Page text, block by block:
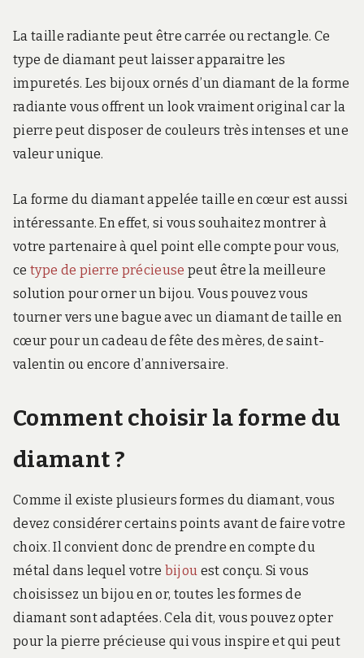
La taille radiante peut être carrée ou rectangle. Ce
type de diamant peut laisser apparaitre les
impuretés. Les bijoux ornés d’un diamant de la forme
radiante vous offrent un look vraiment original car la
pierre peut disposer de couleurs très intenses et une
valeur unique.
La forme du diamant appelée taille en cœur est aussi
intéressante. En effet, si vous souhaitez montrer à
votre partenaire à quel point elle compte pour vous,
ce type de pierre précieuse peut être la meilleure
solution pour orner un bijou. Vous pouvez vous
tourner vers une bague avec un diamant de taille en
cœur pour un cadeau de fête des mères, de saint-
valentin ou encore d’anniversaire.
Comment choisir la forme du
diamant ?
Comme il existe plusieurs formes du diamant, vous
devez considérer certains points avant de faire votre
choix. Il convient donc de prendre en compte du
métal dans lequel votre bijou est conçu. Si vous
choisissez un bijou en or, toutes les formes de
diamant sont adaptées. Cela dit, vous pouvez opter
pour la pierre précieuse qui vous inspire et qui peut